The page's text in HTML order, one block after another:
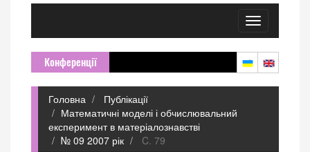
Toggle
navigation
Конференції
Головна
Публікації
Математичні моделі і обчислювальний
експеримент в матеріалознавстві
№ 09 2007 рік
C. 79